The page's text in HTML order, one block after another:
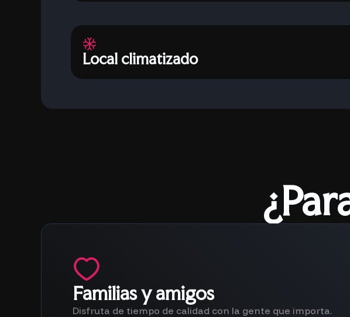
Local climatizado
Familias y amigos
Disfruta de tiempo de calidad con la gente que importa.